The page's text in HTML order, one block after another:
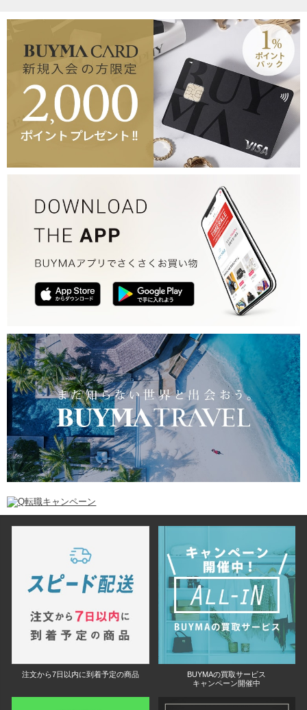
注文から7日以内に到着予定の商品
BUYMAの買取サービス
キャンペーン開催中